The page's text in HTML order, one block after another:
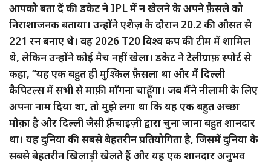
आपको बता दें की डकेट ने IPL में न खेलने के अपने फ़ैसले को
निराशाजनक बताया। उन्होंने एशेज़ के दौरान 20.2 की औसत से
221 रन बनाए थे। वह 2026 T20 विश्व कप की टीम में शामिल
थे, लेकिन उन्होंने कोई मैच नहीं खेला। डकेट ने टेलीग्राफ़ स्पोर्ट से
कहा, “यह एक बहुत ही मुश्किल फ़ैसला था और मैं दिल्ली
कैपिटल्स में सभी से माफ़ी माँगना चाहूँगा। जब मैंने नीलामी के लिए
अपना नाम दिया था, तो मुझे लगा था कि यह एक बहुत अच्छा
मौक़ा है और दिल्ली जैसी फ़्रैंचाइज़ी द्वारा चुना जाना बहुत शानदार
था। यह दुनिया की सबसे बेहतरीन प्रतियोगिता है, जिसमें दुनिया के
सबसे बेहतरीन खिलाड़ी खेलते हैं और यह एक शानदार अनुभव